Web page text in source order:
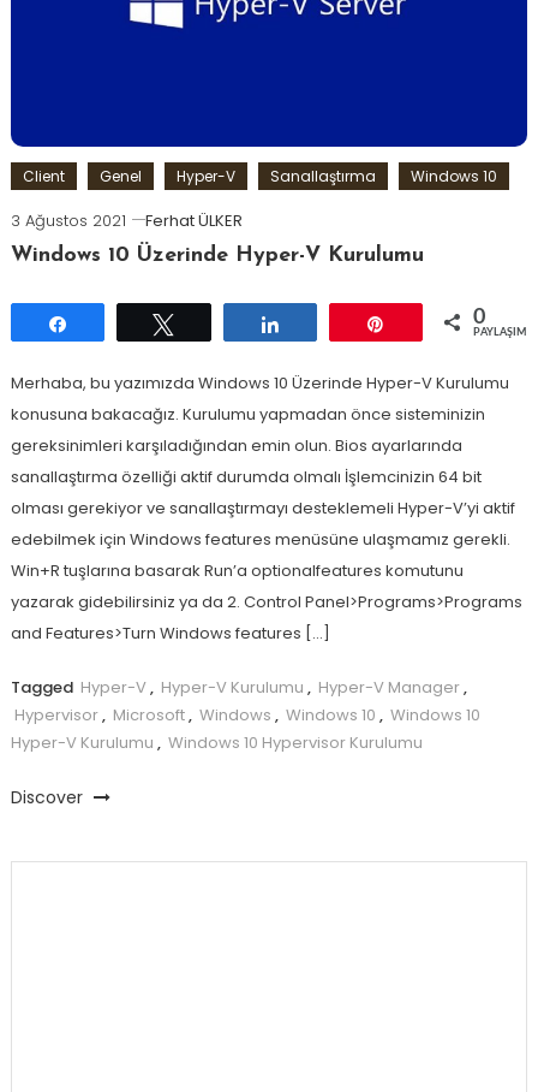
Client Genel Hyper-V Sanallaştırma Windows 10
3 Ağustos 2021
Ferhat ÜLKER
Windows 10 Üzerinde Hyper-V Kurulumu
0
Merhaba, bu yazımızda Windows 10 Üzerinde Hyper-V Kurulumu
konusuna bakacağız. Kurulumu yapmadan önce sisteminizin
gereksinimleri karşıladığından emin olun. Bios ayarlarında
sanallaştırma özelliği aktif durumda olmalı İşlemcinizin 64 bit
olması gerekiyor ve sanallaştırmayı desteklemeli Hyper-V’yi aktif
edebilmek için Windows features menüsüne ulaşmamız gerekli.
Win+R tuşlarına basarak Run’a optionalfeatures komutunu
yazarak gidebilirsiniz ya da 2. Control Panel>Programs>Programs
and Features>Turn Windows features […]
Tagged Hyper-V, Hyper-V Kurulumu , Hyper-V Manager,
Hypervisor, Microsoft, Windows , Windows 10 , Windows 10
Hyper-V Kurulumu , Windows 10 Hypervisor Kurulumu
Discover